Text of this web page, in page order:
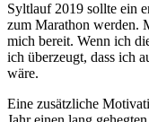
Syltlauf 2019 sollte ein
zum Marathon werden.
mich bereit. Wenn ich
ich überzeugt, dass ich
wäre.
Eine zusätzliche